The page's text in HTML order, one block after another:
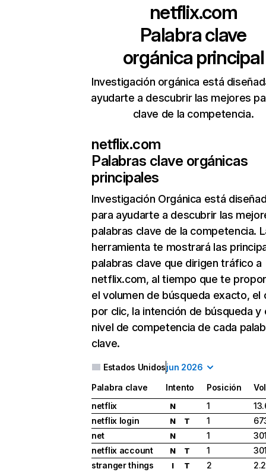
netflix.com
Palabra clave
orgánica principal
Investigación orgánica está
ayudarte a descubrir las mejores
clave de la competencia.
netflix.com
Palabras clave orgánicas
principales
Investigación Orgánica está
para ayudarte a descubrir las
palabras clave de la competencia.
herramienta te mostrará las
palabras clave que dirigen tráfico a
netflix.com, al tiempo que te
el volumen de búsqueda exacto, el
por clic, la intención de búsqueda y
nivel de competencia de cada
clave.
Estados Unidosjun 2026
Palabra clave Intento Posición
netflix
N 1
netflix login
N T 1
net
N 1
netflix account
N T 1
stranger things
I T 2